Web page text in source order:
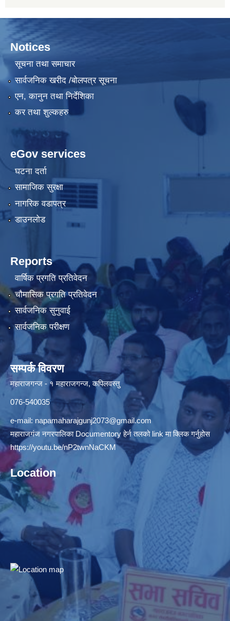
Notices
सूचना तथा समाचार
सार्वजनिक खरीद /बोलपत्र सूचना
एन, कानुन तथा निर्देशिका
कर तथा शुल्कहरु
eGov services
घटना दर्ता
सामाजिक सुरक्षा
नागरिक वडापत्र
डाउनलोड
Reports
वार्षिक प्रगति प्रतिवेदन
चौमासिक प्रगति प्रतिवेदन
सार्वजनिक सुनुवाई
सार्वजनिक परीक्षण
सम्पर्क विवरण
महाराजगन्ज - १ महाराजगन्ज, कपिलवस्तु
076-540035
e-mail: napamaharajgunj2073@gmail.com
महाराजगंज नगरपालिका Documentory हेर्न तलको link मा क्लिक गर्नुहोस
https://youtu.be/nP2twnNaCKM
Location